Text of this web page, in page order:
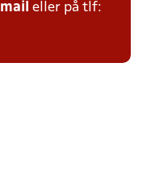
mail eller på tlf: